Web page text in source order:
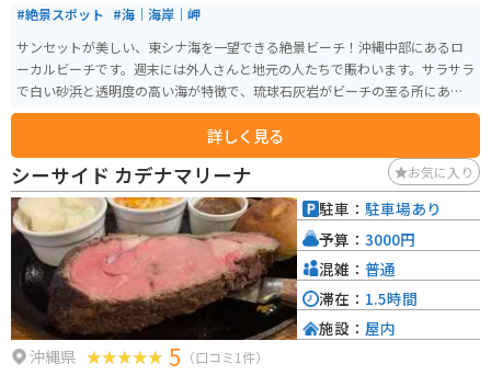
#絶景スポット #海｜海岸｜岬
サンセットが美しい、東シナ海を一望できる絶景ビーチ！沖縄中部にあるロ
ーカルビーチです。週末には外人さんと地元の人たちで賑わいます。サラサラ
で白い砂浜と透明度の高い海が特徴で、琉球石灰岩がビーチの至る所にあ
り、とてもキレイなビーチです。
詳しく見る
シーサイド カデナマリーナ お気に入り
沖縄県 5 （口コミ1件）
駐車： 駐車場あり
予算： 3000円
混雑： 普通
滞在： 1.5時間
施設： 屋内